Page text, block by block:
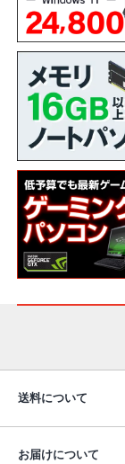
送料について
お届けについて